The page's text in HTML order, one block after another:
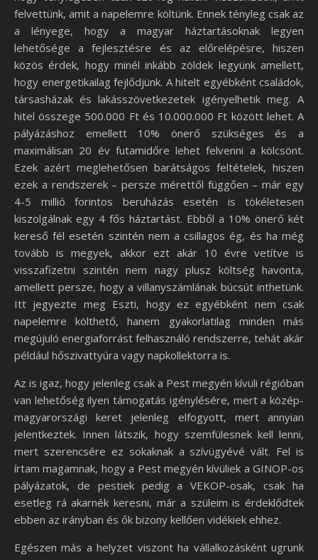
felvettünk, amit a napelemre költünk. Ennek tényleg csak az
a lényege, hogy a magyar háztartásoknak legyen
lehetősége a fejlesztésre és az előrelépésre, hiszen
közös érdek, hogy minél inkább zöldek legyünk amellett,
hogy energetikailag fejlődjünk. A hitelt egyébként családok,
társasházak és lakásszövetkezetek igényelhetik meg. A
hitel összege 500.000 Ft és 10.000.000 Ft között lehet. A
pályázáshoz emellett 10% önerő szükséges és a
maximálisan 20 év futamidőre lehet felvenni a kölcsönt.
Ezek azért meglehetősen barátságos feltételek, hiszen
ezek a rendszerek – persze mérettől függően – már egy
4-5 millió forintos beruházás esetén is tökéletesen
kiszolgálnak egy 4 fős háztartást. Ebből a 10% önerő két
kereső fél esetén szintén nem a csillagos ég, és ha még
tovább is megyek, akkor ezt akár 10 évre vetítve is
visszafizetni szintén nem nagy plusz költség havonta,
amellett persze, hogy a villanyszámlának búcsút inthetünk.
Itt jegyezte meg Eszti, hogy ez egyébként nem csak
napelemre költhető, hanem gyakorlatilag minden más
megújuló energiaforrást felhasználó rendszerre, tehát akár
például hőszivattyúra vagy napkollektorra is.
Az is igaz, hogy jelenleg csak a Pest megyén kívüli régióban
van lehetőség ilyen támogatás igénylésére, mert a közép-
magyarországi keret jelenleg elfogyott, mert annyian
jelentkeztek. Innen látszik, hogy szemfülesnek kell lenni,
mert szerencsére ez sokaknak a szívügyévé vált. Fel is
írtam magamnak, hogy a Pest megyén kívüliek a GINOP-os
pályázatok, de pestiek pedig a VEKOP-osak, csak ha
esetleg rá akarnék keresni, már a szüleim is érdeklődtek
ebben az irányban és ők bizony kellően vidékiek ehhez.
Egészen más a helyzet viszont ha vállalkozásként ugrunk